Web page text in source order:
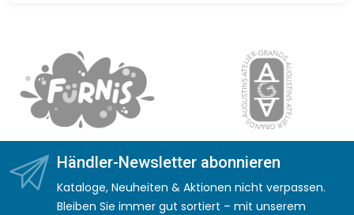
Händler-Newsletter abonnieren
Kataloge, Neuheiten & Aktionen nicht verpassen.
Bleiben Sie immer gut sortiert – mit unserem